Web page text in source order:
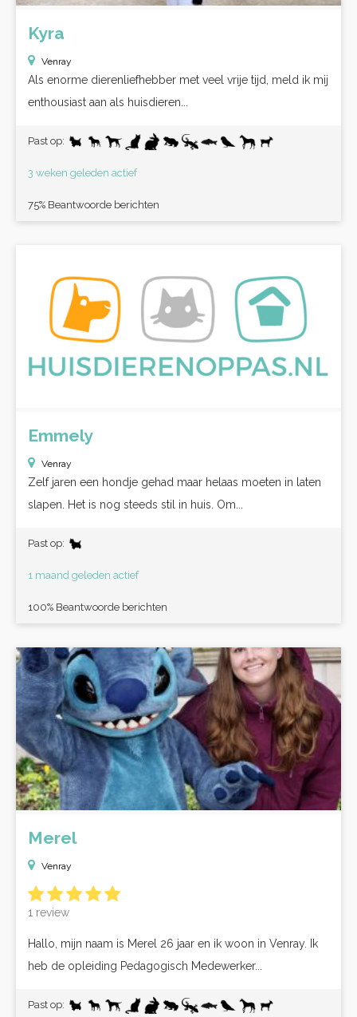
Kyra
Venray
Als enorme dierenliefhebber met veel vrije tijd, meld ik mij
enthousiast aan als huisdieren...
Past op:
3 weken geleden actief
75% Beantwoorde berichten
Emmely
Venray
Zelf jaren een hondje gehad maar helaas moeten in laten
slapen. Het is nog steeds stil in huis. Om...
Past op:
1 maand geleden actief
100% Beantwoorde berichten
Merel
Venray
1 review
Hallo, mijn naam is Merel 26 jaar en ik woon in Venray. Ik
heb de opleiding Pedagogisch Medewerker...
Past op: